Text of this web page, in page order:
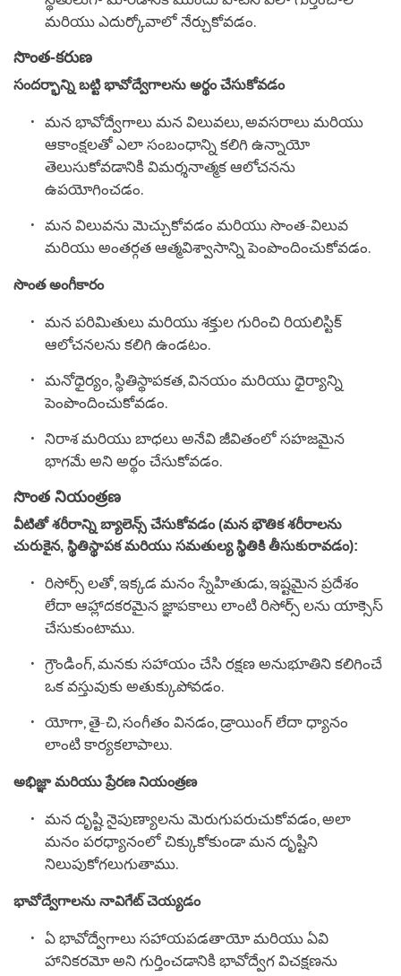
మరియు ఎదుర్కోవాలో నేర్చుకోవడం.
సొంత-కరుణ
సందర్భాన్ని బట్టి భావోద్వేగాలను అర్థం చేసుకోవడం
మన భావోద్వేగాలు మన విలువలు, అవసరాలు మరియు
ఆకాంక్షలతో ఎలా సంబంధాన్ని కలిగి ఉన్నాయో
తెలుసుకోవడానికి విమర్శనాత్మక ఆలోచనను
ఉపయోగించడం.
మన విలువను మెచ్చుకోవడం మరియు సొంత-విలువ
మరియు అంతర్గత ఆత్మవిశ్వాసాన్ని పెంపొందించుకోవడం.
సొంత అంగీకారం
మన పరిమితులు మరియు శక్తుల గురించి రియలిస్టిక్
ఆలోచనలను కలిగి ఉండటం.
మనోధైర్యం, స్థితిస్థాపకత, వినయం మరియు ధైర్యాన్ని
పెంపొందించుకోవడం.
నిరాశ మరియు బాధలు అనేవి జీవితంలో సహజమైన
భాగమే అని అర్థం చేసుకోవడం.
సొంత నియంత్రణ
వీటితో శరీరాన్ని బ్యాలెన్స్ చేసుకోవడం (మన భౌతిక శరీరాలను
చురుకైన, స్థితిస్థాపక మరియు సమతుల్య స్థితికి తీసుకురావడం):
రిసోర్స్ లతో, ఇక్కడ మనం స్నేహితుడు, ఇష్టమైన ప్రదేశం
లేదా ఆహ్లాదకరమైన జ్ఞాపకాలు లాంటి రిసోర్స్ లను యాక్సెస్
చేసుకుంటాము.
గ్రౌండింగ్, మనకు సహాయం చేసి రక్షణ అనుభూతిని కలిగించే
ఒక వస్తువుకు అతుక్కుపోవడం.
యోగా, తై-చి, సంగీతం వినడం, డ్రాయింగ్ లేదా ధ్యానం
లాంటి కార్యకలాపాలు.
అభిజ్ఞా మరియు ప్రేరణ నియంత్రణ
మన దృష్టి నైపుణ్యాలను మెరుగుపరుచుకోవడం, అలా
మనం పరధ్యానంలో చిక్కుకోకుండా మన దృష్టిని
నిలుపుకోగలుగుతాము.
భావోద్వేగాలను నావిగేట్ చెయ్యడం
ఏ భావోద్వేగాలు సహాయపడతాయో మరియు ఏవి
హానికరమో అని గుర్తించడానికి భావోద్వేగ విచక్షణను